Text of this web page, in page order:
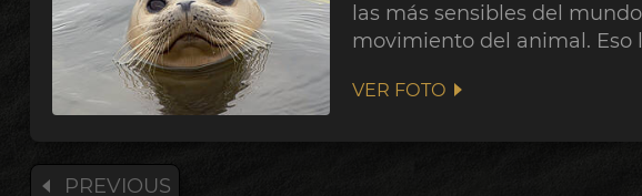
las más sensibles del
movimiento del animal. Eso
VER FOTO
PREVIOUS